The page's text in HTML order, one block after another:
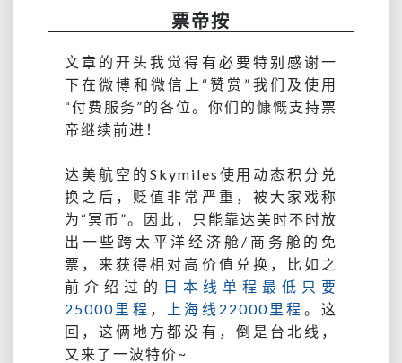
飞
国，
但
体
样
的
年？
往
返
28.8k，
2
个
半
票帝按
文章的开头我觉得有必要特别感谢一
下在微博和微信上“赞赏”我们及使用
“付费服务”的各位。你们的慷慨支持票
帝继续前进！
达美航空的Skymiles使用动态积分兑
换之后，贬值非常严重，被大家戏称
为“冥币”。因此，只能靠达美时不时放
出一些跨太平洋经济舱/商务舱的免
票，来获得相对高价值兑换，比如之
前介绍过的 日本线单程最低只要
25000里程 ， 上海线22000里程 。这
回，这俩地方都没有，倒是台北线，
又来了一波特价~